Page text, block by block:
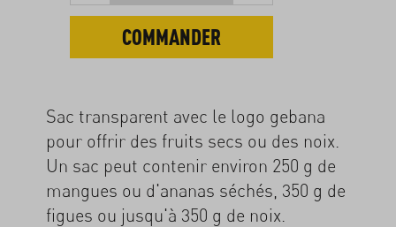
COMMANDER
Sac transparent avec le logo gebana
pour offrir des fruits secs ou des noix.
Un sac peut contenir environ 250 g de
mangues ou d'ananas séchés, 350 g de
figues ou jusqu'à 350 g de noix.